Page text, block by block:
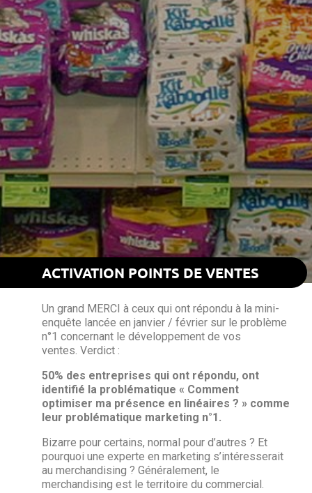
ACTIVATION POINTS DE VENTES
Un grand MERCI à ceux qui ont répondu à la mini-
enquête lancée en janvier / février sur le problème
n°1 concernant le développement de vos
ventes. Verdict :
50% des entreprises qui ont répondu, ont
identifié la problématique « Comment
optimiser ma présence en linéaires ? » comme
leur problématique marketing n°1.
Bizarre pour certains, normal pour d’autres ? Et
pourquoi une experte en marketing s’intéresserait
au merchandising ? Généralement, le
merchandising est le territoire du commercial.